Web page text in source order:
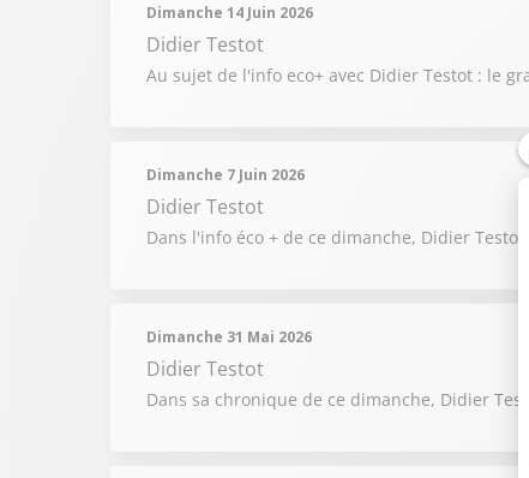
Dimanche 14 Juin 2026
Didier Testot
Au sujet de l'info eco+ avec Didier Testot : le
Dimanche 7 Juin 2026
Didier Testot
Dans l'info éco + de ce dimanche, Didier
Dimanche 31 Mai 2026
Didier Testot
Dans sa chronique de ce dimanche, Didier